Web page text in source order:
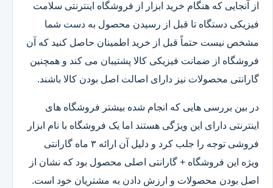
از آنجایی که هنگام خرید ابزار از فروشگاه اینترنتی سلامت
فیزیکی دستگاه تا قبل از رسیدن محصول به دست شما
مشخص نیست حتماً قبل از خرید اطمینان حاصل کنید که آن
فروشگاه از ضمانت فیزیکی کالا پشتیبان می کند و همچنین
گارانتی محصولات نیز دارای اصالت اصل بودن کالا باشند.
در بین بررسی هایی که انجام شده بیشتر فروشگاه های
اینترنتی دارای این ویژگی هستند اما یک فروشگاه با نام ابزار
فروشی توجه را جلب کرد و دلیل آن ارائه ۳ ماه گارانتی
ویژه این فروشگاه + گارانتی اصلی محصول بود که نشان از
اصل بودن محصولات و ارزش دادن به مشتریان خود است.